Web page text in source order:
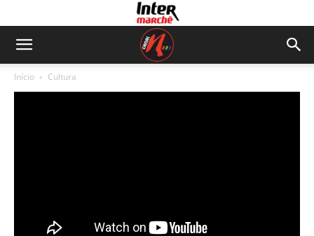
Início Cultura